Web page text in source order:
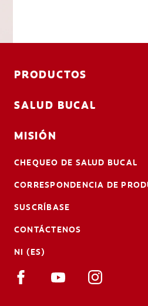
PRODUCTOS
SALUD BUCAL
MISIÓN
CHEQUEO DE SALUD BUCAL
CORRESPONDENCIA DE
SUSCRÍBASE
CONTÁCTENOS
NI (ES)